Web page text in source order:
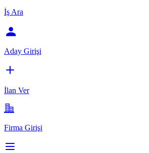
İş Ara
Aday Girişi
İlan Ver
Firma Girişi